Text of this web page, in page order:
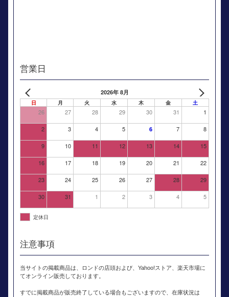
営業日
2026年 8月
日 月 火 水 木 金 土
26 27 28 29 30 31 1
2 3 4 5 6 7 8
9 10 11 12 13 14 15
16 17 18 19 20 21 22
23 24 25 26 27 28 29
30 31 1 2 3 4 5
定休日
注意事項
当サイトの掲載商品は、ロンドの店頭および、Yahoo!ストア、楽天市場に
てオンライン販売しております。
すでに掲載商品が販売終了している場合もございますので、在庫状況は